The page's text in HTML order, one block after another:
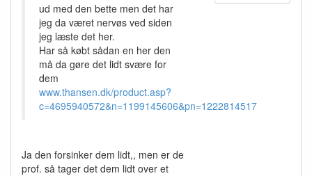
ud med den bette men det har
jeg da været nervøs ved siden
jeg læste det her.
Har så købt sådan en her den
må da gøre det lidt svære for
dem
www.thansen.dk/product.asp?
c=4695940572&n=1199145606&pn=1222814517
Ja den forsinker dem lidt,, men er de
prof. så tager det dem lidt over et